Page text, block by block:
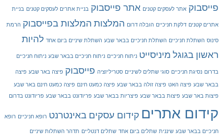
פייסבוק אתר לעסקים קטנים אתר פייסבוק בניית אתרים לעסקים קטנים בניית
אתרים קטנים דלקת חניכיים הובלה דרום המלצות המלצות בפייסבוק הרמת
סינוס השתלת חניכיים השתלת חניכיים בבאר שבע השתלת שיניים ביום אחד להיות
ראשון בגוגל מיניסייט ניתוח חניכיים ניתוח חניכיים בבאר שבע ניתוח חניכיים
בדרום נסיגת חניכיים סוגי שתלים לשיניים סטריליזציה פייסבוק פיצה באר שבע פיצה
בבאר שבע פיצה האט פיצה זולה בבאר שבע פיצה כמעט חינם פיצה כמעט חינם באר שבע
פיצות באר שבע פיצות בבאר שבע פיצריות בבאר שבע פריודונט בבאר שבע פריודונט בדרום
קידום אתרים קידום עסקים באינטרנט רופא חניכיים רופא
חניכיים בבאר שבע שיננית שתלים ביום אחד שתלים דנטליים תדהר השתלות שיניים